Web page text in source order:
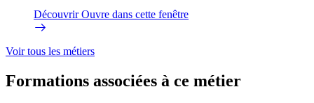
DécouvrirOuvre dans cette fenêtre
Voir tous les métiers
Formations associées à ce métier